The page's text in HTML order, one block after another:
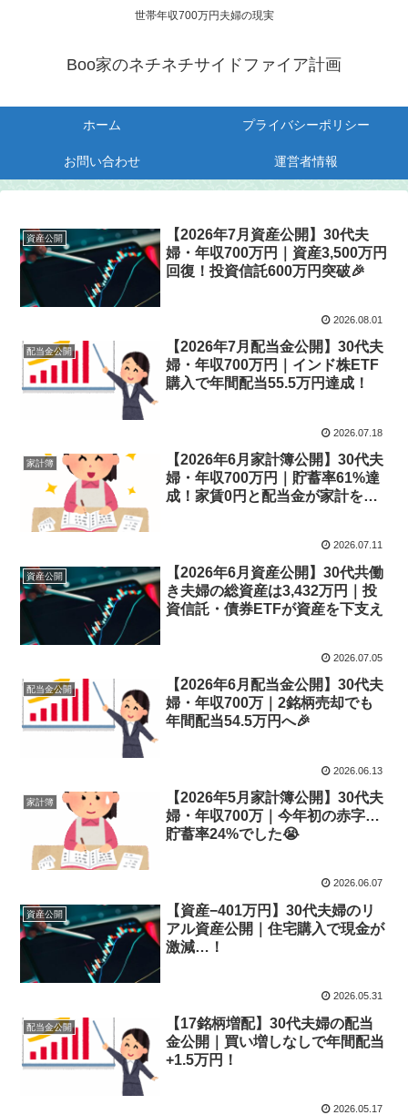
世帯年収700万円夫婦の現実
Boo家のネチネチサイドファイア計画
ホーム プライバシーポリシー
お問い合わせ 運営者情報
資産公開
【2026年7月資産公開】30代夫
婦・年収700万円｜資産3,500万円
回復！投資信託600万円突破🎉
2026.08.01
配当金公開
【2026年7月配当金公開】30代夫
婦・年収700万円｜インド株ETF
購入で年間配当55.5万円達成！
2026.07.18
家計簿
【2026年6月家計簿公開】30代夫
婦・年収700万円｜貯蓄率61%達
成！家賃0円と配当金が家計を支
2026.07.11
資産公開
【2026年6月資産公開】30代共働
き夫婦の総資産は3,432万円｜投
資信託・債券ETFが資産を下支え
2026.07.05
配当金公開
【2026年6月配当金公開】30代夫
婦・年収700万｜2銘柄売却でも
年間配当54.5万円へ🎉
2026.06.13
家計簿
【2026年5月家計簿公開】30代夫
婦・年収700万｜今年初の赤字…
貯蓄率24%でした😭
2026.06.07
資産公開
【資産−401万円】30代夫婦のリ
アル資産公開｜住宅購入で現金が
激減…！
2026.05.31
配当金公開
【17銘柄増配】30代夫婦の配当
金公開｜買い増しなしで年間配当
+1.5万円！
2026.05.17